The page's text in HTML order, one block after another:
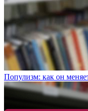
Популизм: как он